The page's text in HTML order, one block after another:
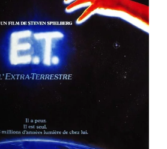
Voir la fiche film